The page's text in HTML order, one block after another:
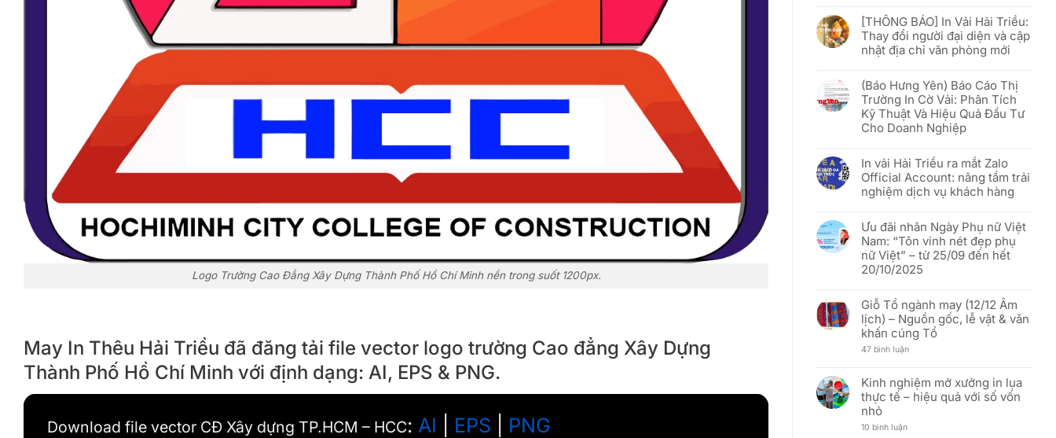
Logo Trường Cao Đẳng Xây Dựng Thành Phố Hồ Chí Minh nền trong suốt 1200px.
May In Thêu Hải Triều đã đăng tải file vector logo trường Cao đẳng Xây Dựng
Thành Phố Hồ Chí Minh với định dạng: AI, EPS & PNG.
Download file vector CĐ Xây dựng TP.HCM – HCC: AI EPS PNG
Quyết
định
chiến
lược
để
khách
hàng
Việt
tốt
hơn
bình
luận
Ưu
đãi
sắc
đỏ
sao
vàng”
–
Mừng
Ngày
Thống
nhất
đất
nước
30/04/2026)
[THÔNG BÁO] In Vải Hải Triều:
Thay đổi người đại diện và cập
nhật địa chỉ văn phòng mới
bình
luận
[THÔNG
BÁO]
In
Triều:
Thay
đổi
người
đại
cập
nhật
địa
chỉ
văn
phòng
(Báo Hưng Yên) Báo Cáo Thị
Trường In Cờ Vải: Phân Tích
Kỹ Thuật Và Hiệu Quả Đầu Tư
Cho Doanh Nghiệp
bình
luận
ở
(Báo
Hưng
Cáo
Thị
Trường
In
Cờ
Vải:
Kỹ
Thuật
Và
Hiệu
Quả
Đầu
Doanh
Nghiệp
In vải Hải Triều ra mắt Zalo
Official Account: nâng tầm trải
nghiệm dịch vụ khách hàng
bình
luận
ở
In
vải
Hải
mắt
Zalo
Official
Account:
nâng
tầm
dịch
vụ
khách
hàng
Ưu đãi nhân Ngày Phụ nữ Việt
Nam: “Tôn vinh nét đẹp phụ
nữ Việt” – từ 25/09 đến hết
20/10/2025
bình
luận
ở
Ưu
đãi
nhân
nữ
Việt
Nam:
“Tôn
vinh
nét
Giỗ Tổ ngành may (12/12 Âm
lịch) – Nguồn gốc, lễ vật & văn
khấn cúng Tổ
47 bình luậnở
ngành
may
(12/12
Kinh nghiệm mở xưởng in lụa
thực tế – hiệu quả với số vốn
nhỏ
10 bình luậnở